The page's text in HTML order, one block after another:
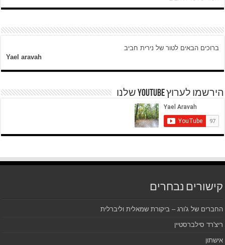
ברוכים הבאים לטור של נירית חביב
Yael aravah
הירשמו לערוץ YOUTUBE שלנו
קישורים נבחרים
החברים של ג'ורג – ביקורת שמאלית וליברלית
ריצ'רד סילברסטיין
אישתון